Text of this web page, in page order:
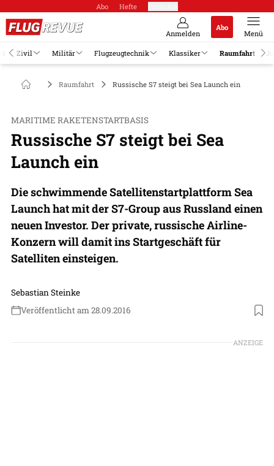
Abo Hefte
Anmelden
Abo
Menü
Zivil Militär Flugzeugtechnik Klassiker Raumfahrt
Raumfahrt Russische S7 steigt bei Sea Launch ein
MARITIME RAKETENSTARTBASIS
Russische S7 steigt bei Sea
Launch ein
Die schwimmende Satellitenstartplattform Sea
Launch hat mit der S7-Group aus Russland einen
neuen Investor. Der private, russische Airline-
Konzern will damit ins Startgeschäft für
Satelliten einsteigen.
Sebastian Steinke
Veröffentlicht am 28.09.2016
ANZEIGE